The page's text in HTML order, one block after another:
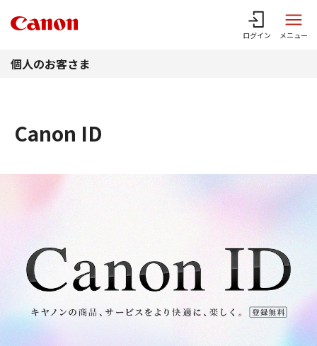
ログイン メニュー
個人のお客さま
Canon ID